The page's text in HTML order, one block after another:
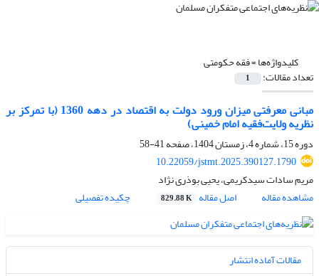
کلیدواژه‌ها =فقه حکومتی
تعداد مقالات: 1
مبانی معرفتی میزان ورود دولت به اقتصاد در دهه 1360 (با تمرکز بر
نظریه ولایت‌فقیه امام خمینی)
دوره 15، شماره 4، زمستان 1404، صفحه
41-58
10.22059/jstmt.2025.390127.1790
مریم سادات سیدکریمی، یحیی بوذری نژاد
مشاهده مقاله
اصل مقاله 829.88 K چکیده تفصیلی
مقالات آماده انتشار